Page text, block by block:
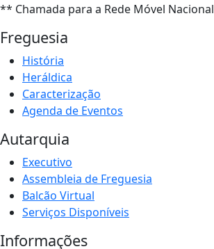
** Chamada para a Rede Móvel Nacional
Freguesia
História
Heráldica
Caracterização
Agenda de Eventos
Autarquia
Executivo
Assembleia de Freguesia
Balcão Virtual
Serviços Disponíveis
Informações